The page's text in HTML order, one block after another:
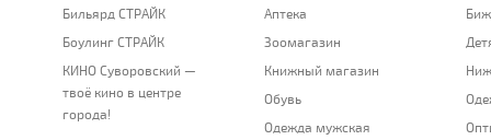
Бильярд СТРАЙК
Боулинг СТРАЙК
КИНО Суворовский —
твоё кино в центре
города!
Аптека
Зоомагазин
Книжный магазин
Обувь
Одежда мужская